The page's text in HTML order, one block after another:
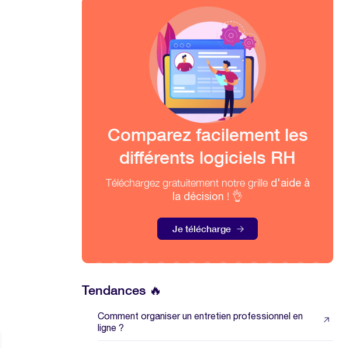
Comparez facilement les
différents logiciels RH
Téléchargez gratuitement notre grille d'aide à
la décision ! 👌
Je télécharge
Tendances 🔥
Comment organiser un entretien professionnel en
ligne ?